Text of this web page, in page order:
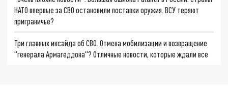
НАТО впервые за СВО остановили поставки оружия. ВСУ теряют
приграничье?
Три главных инсайда об СВО. Отмена мобилизации и возвращение
"генерала Армагеддона"? Отличные новости, которые ждали все